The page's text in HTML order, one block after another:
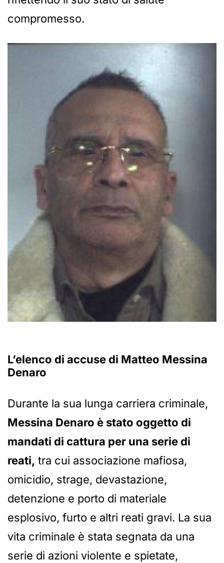
compromesso.
L’elenco di accuse di Matteo Messina
Denaro
Durante la sua lunga carriera criminale,
Messina Denaro è stato oggetto di
mandati di cattura per una serie di
reati, tra cui associazione mafiosa,
omicidio, strage, devastazione,
detenzione e porto di materiale
esplosivo, furto e altri reati gravi. La sua
vita criminale è stata segnata da una
serie di azioni violente e spietate,